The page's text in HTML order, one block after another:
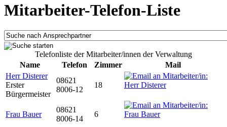
Mitarbeiter-Telefon-Liste
Telefonliste der Mitarbeiter/innen der Verwaltung
Name
Telefon Zimmer
Mail
Herr Disterer
Erster
Bürgermeister
08621
8006-12
18
Frau Bauer
08621
8006-14
6